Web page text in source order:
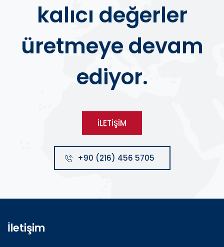
kalıcı değerler
üretmeye devam
ediyor.
İLETİŞİM
+90 (216) 456 5705
İletişim